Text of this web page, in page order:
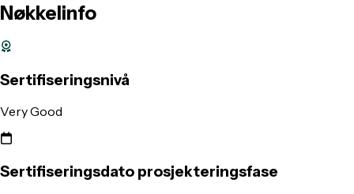
Nøkkelinfo
Sertifiseringsnivå
Very Good
Sertifiseringsdato prosjekteringsfase